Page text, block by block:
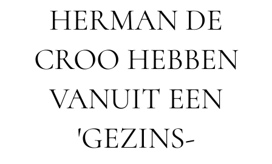
HERMAN DE
CROO HEBBEN
VANUIT EEN
'GEZINS-